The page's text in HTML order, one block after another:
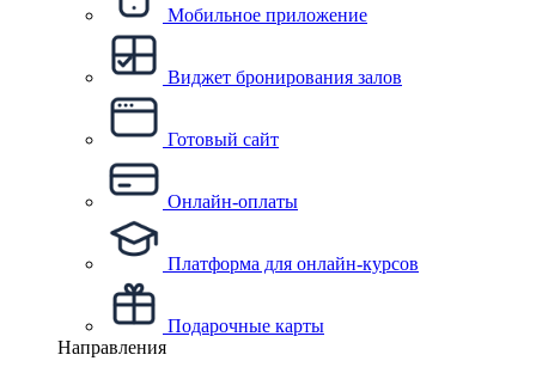
Мобильное приложение
Виджет бронирования залов
Готовый сайт
Онлайн-оплаты
Платформа для онлайн-курсов
Подарочные карты
Направления